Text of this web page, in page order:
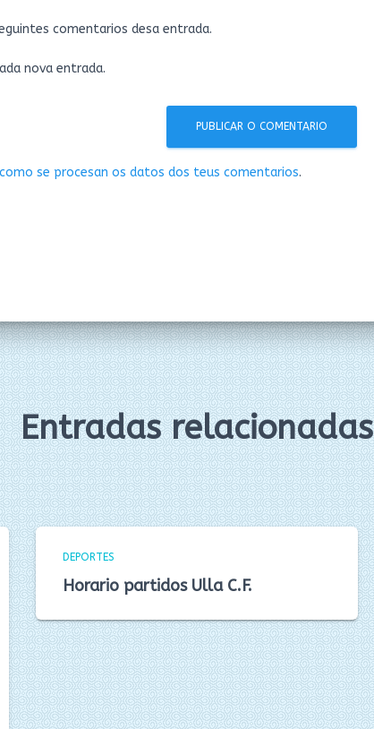
comentarios desa entrada.
nova entrada.
se procesan os datos dos teus comentarios.
Entradas relacionadas
DEPORTES
Horario partidos Ulla C.F.